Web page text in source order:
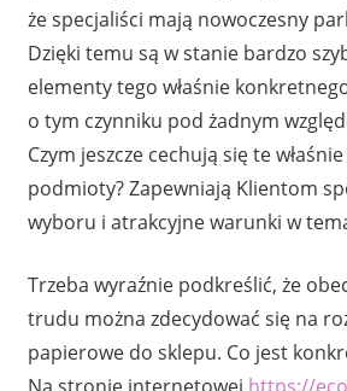
że specjaliści mają nowoczesny
Dzięki temu są w stanie bardzo
elementy tego właśnie
o tym czynniku pod żadnym
Czym jeszcze cechują się te
podmioty? Zapewniają Klientom
wyboru i atrakcyjne warunki w
Trzeba wyraźnie podkreślić, że
trudu można zdecydować się na
papierowe do sklepu. Co jest